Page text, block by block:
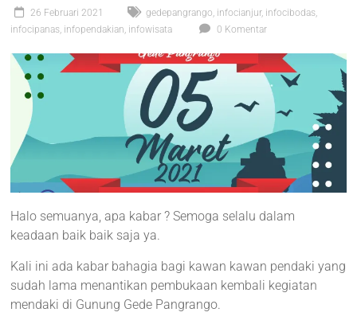
26 Februari 2021 gedepangrango, infocianjur, infocibodas,
infocipanas, infopendakian, infowisata 0 Komentar
Halo semuanya, apa kabar ? Semoga selalu dalam
keadaan baik baik saja ya.
Kali ini ada kabar bahagia bagi kawan kawan pendaki yang
sudah lama menantikan pembukaan kembali kegiatan
mendaki di Gunung Gede Pangrango.